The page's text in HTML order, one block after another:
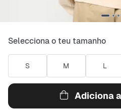
Selecciona o teu tamanho
S M L
Adiciona